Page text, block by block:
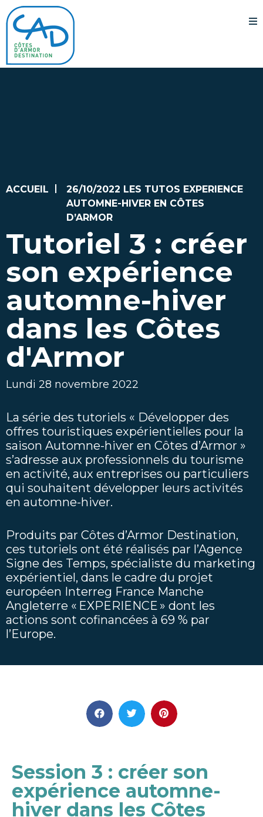
ACCUEIL
26/10/2022 LES TUTOS EXPERIENCE
AUTOMNE-HIVER EN CÔTES
D’ARMOR
Tutoriel 3 : créer
son expérience
automne-hiver
dans les Côtes
d'Armor
Lundi 28 novembre 2022
La série des tutoriels « Développer des
offres touristiques expérientielles pour la
saison Automne-hiver en Côtes d’Armor »
s’adresse aux professionnels du tourisme
en activité, aux entreprises ou particuliers
qui souhaitent développer leurs activités
en automne-hiver.
Produits par Côtes d’Armor Destination,
ces tutoriels ont été réalisés par l’Agence
Signe des Temps, spécialiste du marketing
expérientiel, dans le cadre du projet
européen Interreg France Manche
Angleterre « EXPERIENCE » dont les
actions sont cofinancées à 69 % par
l’Europe.
Session 3 : créer son
expérience automne-
hiver dans les Côtes